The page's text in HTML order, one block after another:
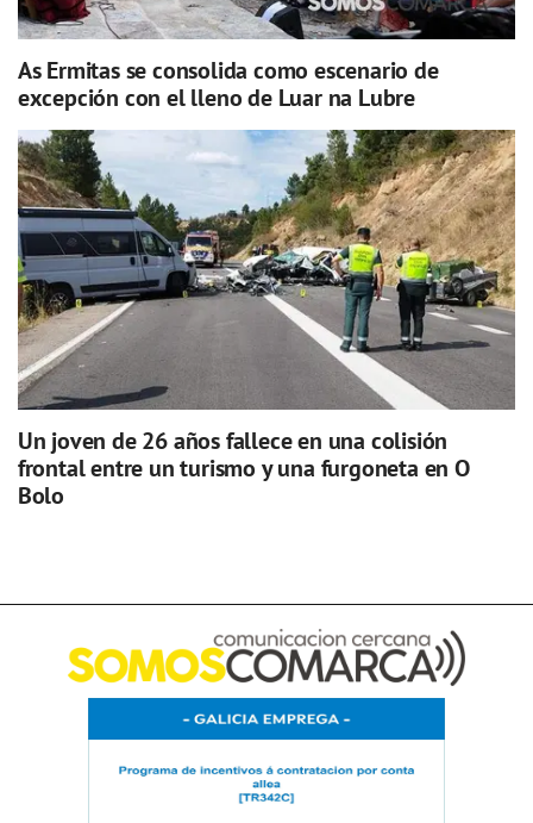
As Ermitas se consolida como escenario de
excepción con el lleno de Luar na Lubre
Un joven de 26 años fallece en una colisión
frontal entre un turismo y una furgoneta en O
Bolo